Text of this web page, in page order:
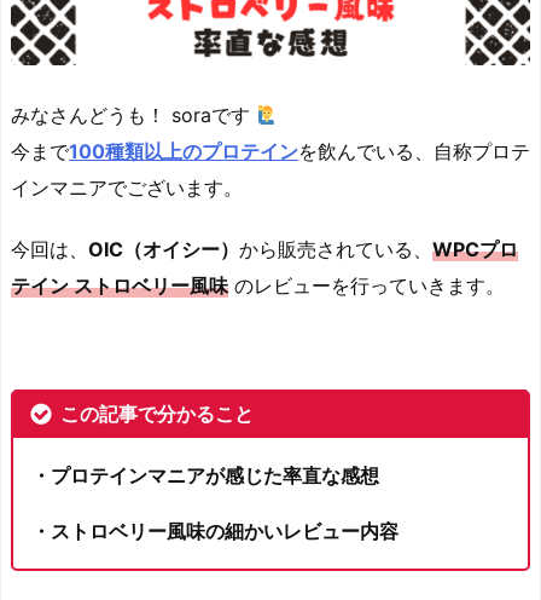
みなさんどうも！ soraです
今まで100種類以上のプロテインを飲んでいる、自称プロテ
インマニアでございます。
今回は、 OIC（オイシー） から販売されている、 WPCプロ
テイン ストロベリー風味のレビューを行っていきます。
この記事で分かること
・プロテインマニアが感じた率直な感想
・ストロベリー風味の細かいレビュー内容